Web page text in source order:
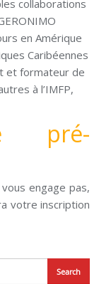
collaborations
en Amérique
Caribéennes
et formateur de
à l’IMFP,
pré-
engage pas,
votre inscription